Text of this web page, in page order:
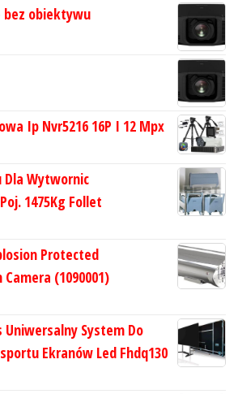
bez obiektywu
Ip Nvr5216 16P I 12 Mpx
Dla Wytwornic
1475Kg Follet
Protected
(1090001)
System Do
Ekranów Led Fhdq130